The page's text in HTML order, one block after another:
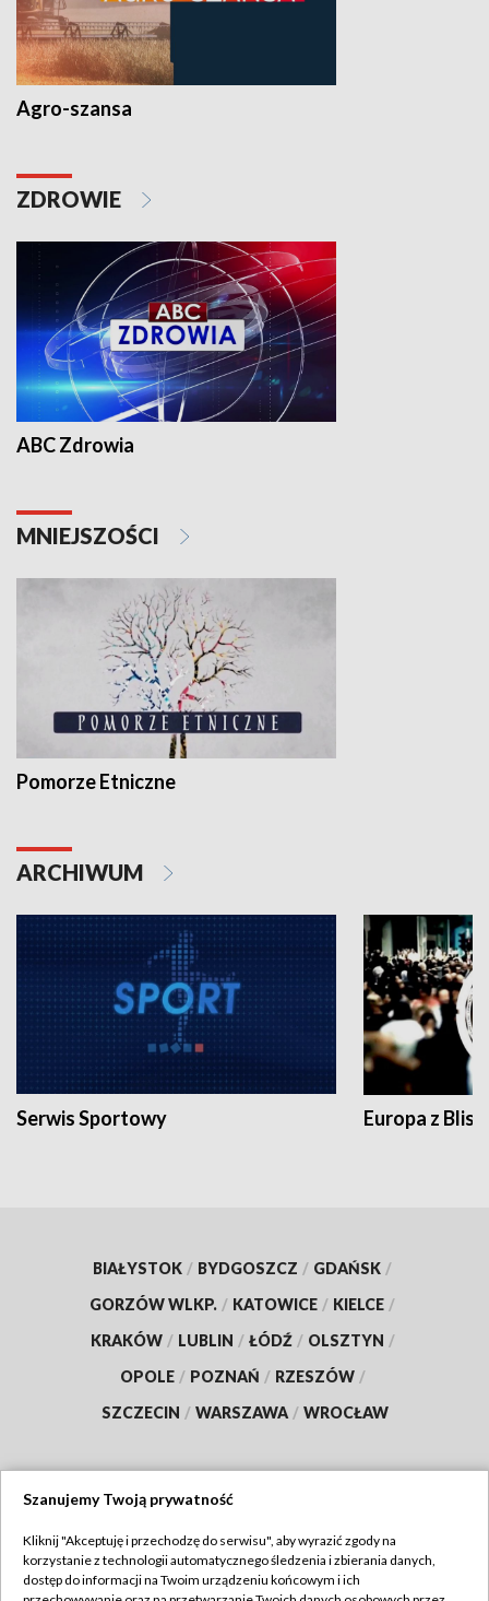
Agro-szansa
ZDROWIE
ABC Zdrowia
MNIEJSZOŚCI
Pomorze Etniczne
ARCHIWUM
Serwis Sportowy Europa z
BIAŁYSTOK / BYDGOSZCZ / GDAŃSK /
GORZÓW WLKP. / KATOWICE / KIELCE /
KRAKÓW / LUBLIN / ŁÓDŹ / OLSZTYN /
OPOLE / POZNAŃ / RZESZÓW /
SZCZECIN / WARSZAWA / WROCŁAW
TVP
Szanujemy Twoją prywatność
Kliknij "Akceptuję i przechodzę do serwisu", aby wyrazić zgody na
korzystanie z technologii automatycznego śledzenia i zbierania danych,
dostęp do informacji na Twoim urządzeniu końcowym i ich